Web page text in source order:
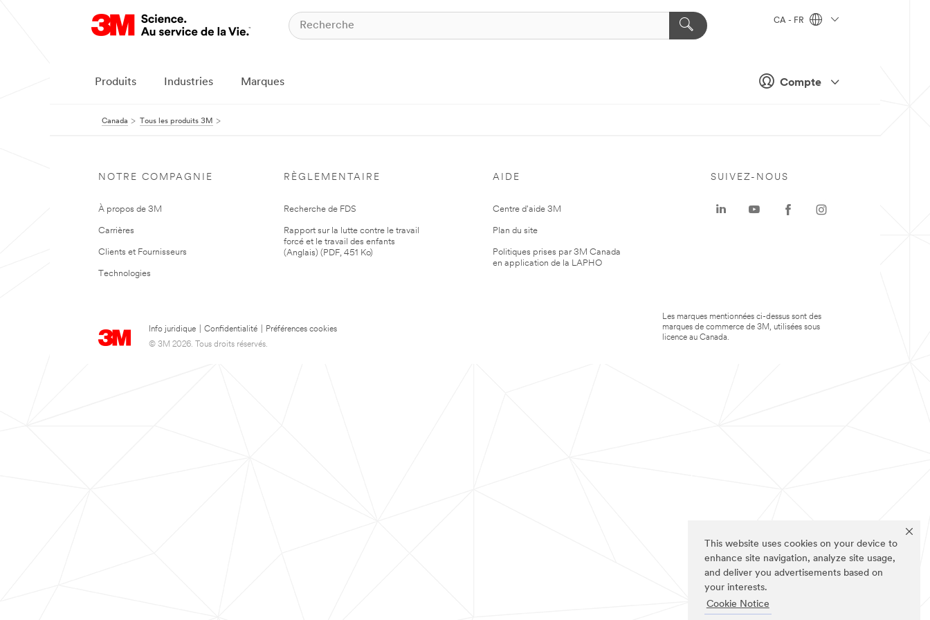
This website uses cookies on your device to
enhance site navigation, analyze site usage,
and deliver you advertisements based on
your interests.
Cookie Notice
Compte
CA - FR
Produits Industries Marques
Canada Tous les produits 3M
NOTRE COMPAGNIE
À propos de 3M
Carrières
Clients et Fournisseurs
Technologies
RÈGLEMENTAIRE
Recherche de FDS
Rapport sur la lutte contre le travail
forcé et le travail des enfants
(Anglais) (PDF, 451 Ko)
AIDE
Centre d'aide 3M
Plan du site
Politiques prises par 3M Canada
en application de la LAPHO
Info juridique Confidentialité
Préférences cookies
© 3M 2026. Tous droits réservés.
SUIVEZ-NOUS
Les marques mentionnées ci-dessus sont des
marques de commerce de 3M, utilisées sous
licence au Canada.